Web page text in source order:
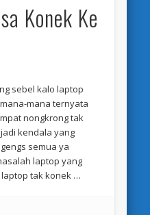
Konek Ke
sebel kalo laptop
mana ternyata
nongkrong tak
kendala yang
semua ya
laptop yang
tak konek …